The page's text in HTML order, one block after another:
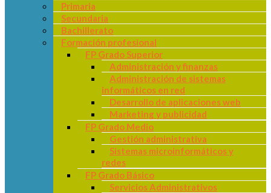
Primaria
Secundaria
Bachillerato
Formación profesional
FP Grado Superior
Administración y finanzas
Administración de sistemas
informáticos en red
Desarrollo de aplicaciones web
Marketing y publicidad
FP Grado Medio
Gestión administrativa
Sistemas microinformáticos y
redes
FP Grado Básico
Servicios Administrativos